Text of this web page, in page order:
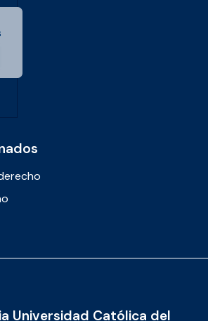
Universidad Católica del